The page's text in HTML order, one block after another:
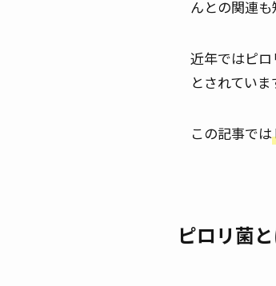
んとの関連も
近年ではピ
とされていま
この記事では
ピロリ菌